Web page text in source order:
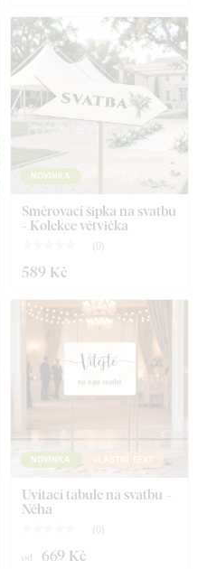
NOVINKA
Směrovací šipka na svatbu
- Kolekce větvička
( 0)
589 Kč
NOVINKA VLASTNÍ TEXT
Uvítací tabule na svatbu –
Něha
( 0)
od 669 Kč